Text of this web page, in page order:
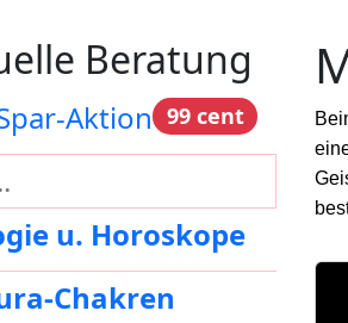
Beratung
Aktion 99 cent
u. Horoskope
Chakren